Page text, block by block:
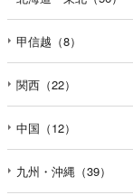
甲信越（8）
関西（22）
中国（12）
九州・沖縄（39）